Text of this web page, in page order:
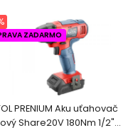
PRENIUM Aku uťahovač
Share20V 180Nm 1/2"
ZADARMO